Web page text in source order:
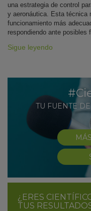
una estrategia de control
y aeronáutica. Esta técnica
funcionamiento más
respondiendo ante posibles
Sigue leyendo
TU FUENTE
¿ERES
TUS